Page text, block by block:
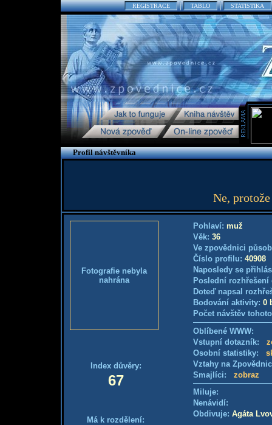
REGISTRACE TABLO STATISTIKA
Profil návštěvníka
Ne,
Fotografie nebyla
nahrána
Index důvěry:
67
Má k rozdělení:
Pohlaví: muž
Věk: 36
Ve zpovědnici
Číslo profilu: 40908
Naposledy se
Poslední
Doteď napsal
Bodování aktivity: 0
Počet návštěv
Oblíbené WWW:
Vstupní dotazník:
Osobní statistiky:
Vztahy na
Smajlíci: zobraz
Miluje:
Nenávidí:
Obdivuje: Agáta